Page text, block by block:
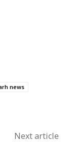
news
Next article